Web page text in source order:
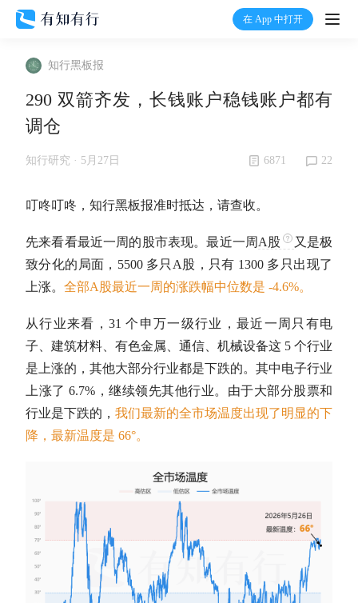
在 App 中打开
打
加入我们
知行黑板报
290 双箭齐发，长钱账户稳钱账户都有
调仓
知行研究 · 5月27日 6871 22
叮咚叮咚，知行黑板报准时抵达，请查收。
先来看看最近一周的股市表现。最近一周 A股
又是极
致分化的局面，5500 多只 A股 ，只有 1300 多只出现了
上涨。 全部A股最近一周的涨跌幅中位数是 -4.6%。
从行业来看，31 个申万一级行业，最近一周只有电
子、建筑材料、有色金属、通信、机械设备这 5 个行业
是上涨的，其他大部分行业都是下跌的。其中电子行业
上涨了 6.7%，继续领先其他行业。由于大部分股票和
行业是下跌的， 我们最新的全市场温度出现了明显的下
降，最新温度是 66°。